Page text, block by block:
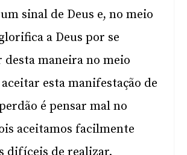
sinal de Deus e, no meio
a Deus por se
maneira no meio
esta manifestação de
é pensar mal no
aceitamos facilmente